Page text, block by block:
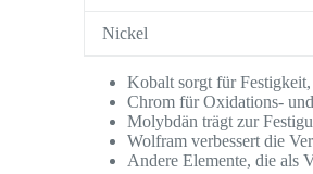
Nickel
Kobalt sorgt für
Chrom für Oxidations-
Molybdän trägt zur
Wolfram verbessert die
Andere Elemente, die als